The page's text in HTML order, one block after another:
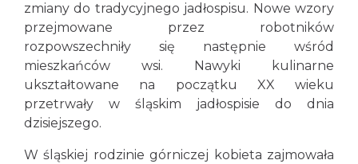
zmiany do tradycyjnego jadłospisu. Nowe wzory
przejmowane przez robotników
rozpowszechniły się następnie wśród
mieszkańców wsi. Nawyki kulinarne
ukształtowane na początku XX wieku
przetrwały w śląskim jadłospisie do dnia
dzisiejszego.
W śląskiej rodzinie górniczej kobieta zajmowała